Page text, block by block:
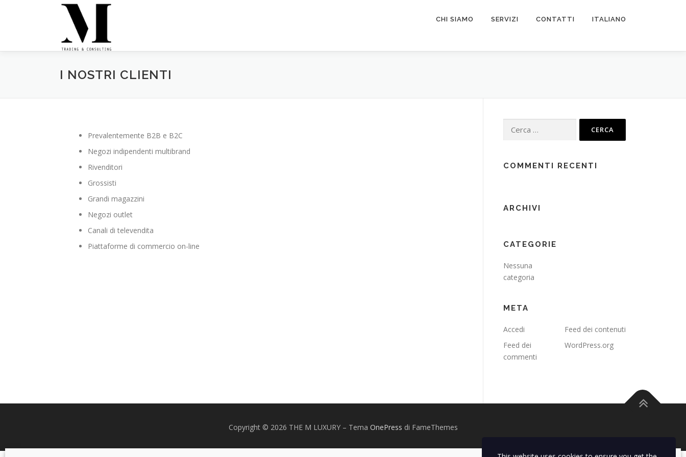
CHI SIAMO SERVIZI CONTATTI ITALIANO
I NOSTRI CLIENTI
Prevalentemente B2B e B2C
Negozi indipendenti multibrand
Rivenditori
Grossisti
Grandi magazzini
Negozi outlet
Canali di televendita
Piattaforme di commercio on-line
per:
COMMENTI RECENTI
ARCHIVI
CATEGORIE
Nessuna
categoria
META
Accedi
Feed dei contenuti
Feed dei
commenti
WordPress.org
Copyright © 2026 THE M LUXURY – Tema OnePress di FameThemes